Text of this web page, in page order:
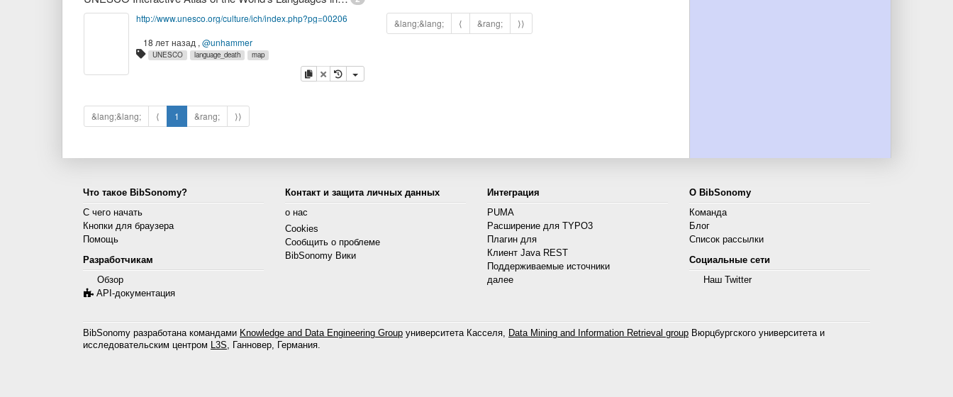
http://www.unesco.org/culture/ich/index.php?pg=00206
18 лет назад ,@unhammer
UNESCO language_death map
копировать
удалить
&lang;&lang; ⟨ 1 &rang; ⟩⟩
&lang;&lang; ⟨ &rang; ⟩⟩
Что такое BibSonomy?
С чего начать
Кнопки для браузера
Помощь
Разработчикам
Обзор
API-документация
Контакт и защита личных данных
о нас
Cookies
Сообщить о проблеме
BibSonomy Вики
Интеграция
PUMA
Расширение для TYPO3
Плагин для
Клиент Java REST
Поддерживаемые источники
далее
О BibSonomy
Команда
Блог
Список рассылки
Социальные сети
Наш Twitter
BibSonomy разработана командами Knowledge and Data Engineering Group университета Касселя, Data Mining and Information Retrieval group Вюрцбургского университета и
исследовательским центром L3S, Ганновер, Германия.